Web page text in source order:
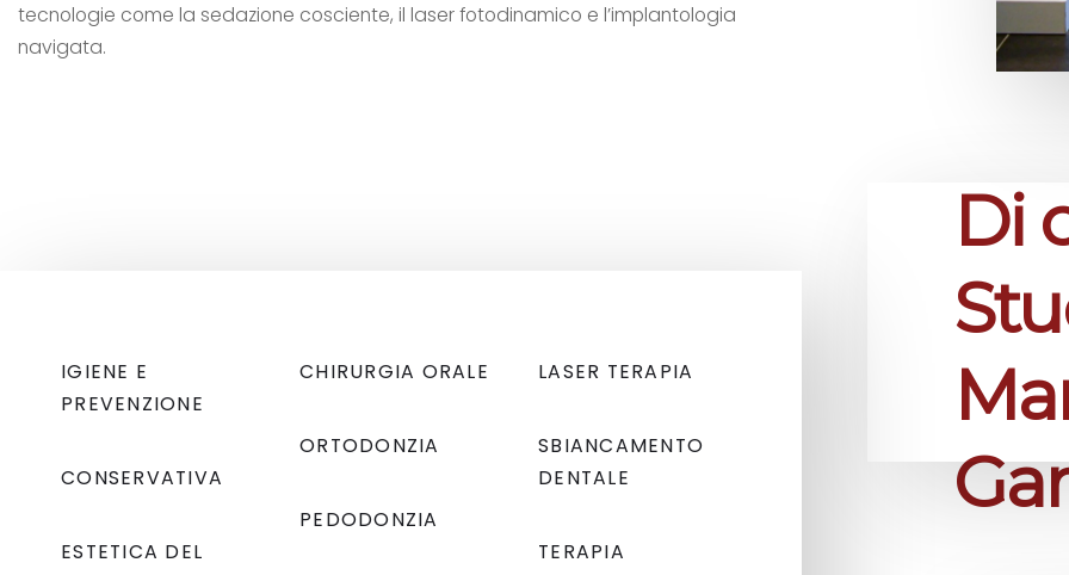
tecnologie come la sedazione cosciente, il laser fotodinamico e l’implantologia
navigata.
IGIENE E
PREVENZIONE
CONSERVATIVA
ESTETICA DEL
CHIRURGIA ORALE
ORTODONZIA
PEDODONZIA
LASER TERAPIA
SBIANCAMENTO
DENTALE
TERAPIA
Di